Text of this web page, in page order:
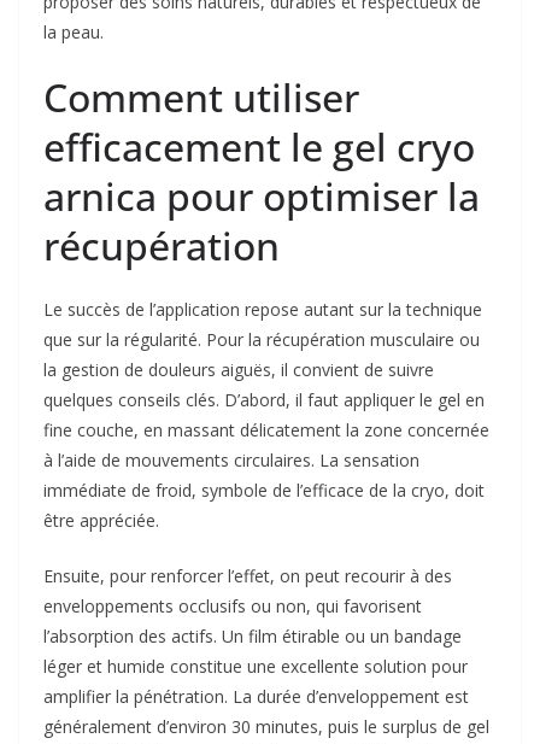
la peau.
Comment utiliser
efficacement le gel cryo
arnica pour optimiser la
récupération
Le succès de l’application repose autant sur la technique
que sur la régularité. Pour la récupération musculaire ou
la gestion de douleurs aiguës, il convient de suivre
quelques conseils clés. D’abord, il faut appliquer le gel en
fine couche, en massant délicatement la zone concernée
à l’aide de mouvements circulaires. La sensation
immédiate de froid, symbole de l’efficace de la cryo, doit
être appréciée.
Ensuite, pour renforcer l’effet, on peut recourir à des
enveloppements occlusifs ou non, qui favorisent
l’absorption des actifs. Un film étirable ou un bandage
léger et humide constitue une excellente solution pour
amplifier la pénétration. La durée d’enveloppement est
généralement d’environ 30 minutes, puis le surplus de gel